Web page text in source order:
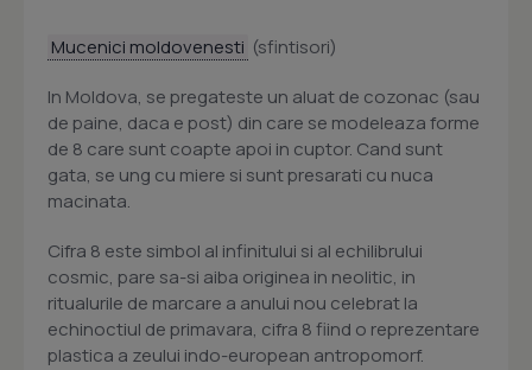
Mucenici moldovenesti (sfintisori)
In Moldova, se pregateste un aluat de cozonac (sau
de paine, daca e post) din care se modeleaza forme
de 8 care sunt coapte apoi in cuptor. Cand sunt
gata, se ung cu miere si sunt presarati cu nuca
macinata.
Cifra 8 este simbol al infinitului si al echilibrului
cosmic, pare sa-si aiba originea in neolitic, in
ritualurile de marcare a anului nou celebrat la
echinoctiul de primavara, cifra 8 fiind o reprezentare
plastica a zeului indo-european antropomorf.